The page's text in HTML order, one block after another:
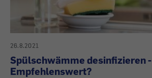
26.8.2021
Spülschwämme desinfizieren -
Empfehlenswert?